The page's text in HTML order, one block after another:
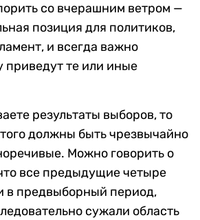
со вчерашним ветром —
позиция для политиков,
и всегда важно
приведут те или иные
результаты выборов, то
должны быть чрезвычайно
Можно говорить о
все предыдущие четыре
в предвыборный период,
сужали область